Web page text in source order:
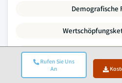
Rufen Sie Uns
An
Demografische
Porters Fünf